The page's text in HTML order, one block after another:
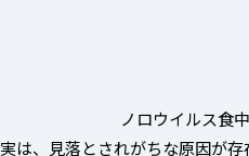
ノロウイルス食
実は、見落とされがちな原因が